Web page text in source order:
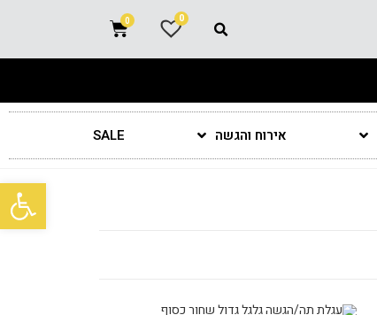
פתח סרגל נגישות
0
אירוח והגשה SALE